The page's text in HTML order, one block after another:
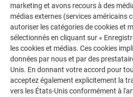
La couverture peut être effectuée
de droite à gauche. Respectez le
au départ. Ne réalisez jamais la
côtés vers le milieu du toit
demi-losanges de départ et de fin
raccordements inférieurs et
marketing et avons recours à des
médias externes (services américains
autoriser les catégories de cookies et
sélectionnés en cliquant sur «
les cookies et médias. Ces cookies
données par nous et par des
Unis. En donnant votre accord pour
acceptez également explicitement la
vers les États-Unis conformément à